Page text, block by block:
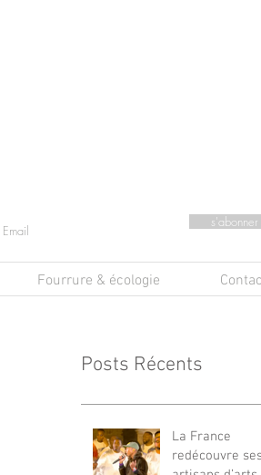
s'abonner
Fourrure & écologie
Posts Récents
La France
redécouvre